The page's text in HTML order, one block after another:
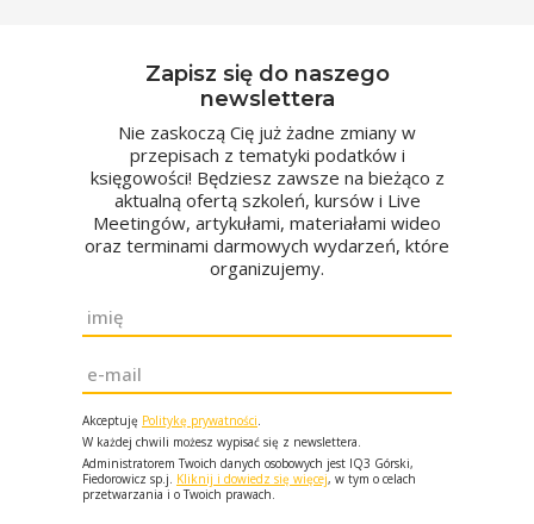
Zapisz się do naszego
newslettera
Nie zaskoczą Cię już żadne zmiany w
przepisach z tematyki podatków i
księgowości! Będziesz zawsze na bieżąco z
aktualną ofertą szkoleń, kursów i Live
Meetingów, artykułami, materiałami wideo
oraz terminami darmowych wydarzeń, które
organizujemy.
Imię
*
Email
*
Akceptuję Politykę prywatności.
W każdej chwili możesz wypisać się z newslettera.
Administratorem Twoich danych osobowych jest IQ3 Górski,
Fiedorowicz sp.j. Kliknij i dowiedz się więcej, w tym o celach
przetwarzania i o Twoich prawach.